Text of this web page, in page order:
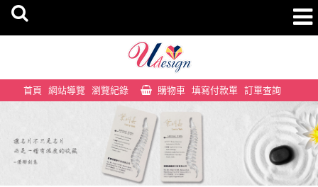
首頁 網站導覽 瀏覽紀錄 購物車 填寫付款單 訂單查詢